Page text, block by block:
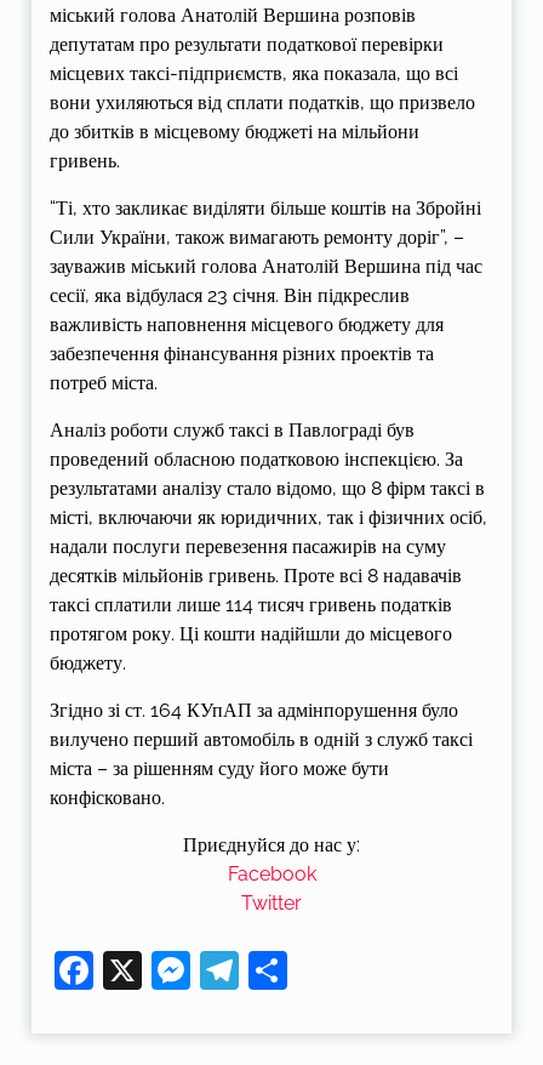
міський голова Анатолій Вершина розповів
депутатам про результати податкової перевірки
місцевих таксі-підприємств, яка показала, що всі
вони ухиляються від сплати податків, що призвело
до збитків в місцевому бюджеті на мільйони
гривень.
“Ті, хто закликає виділяти більше коштів на Збройні
Сили України, також вимагають ремонту доріг”, –
зауважив міський голова Анатолій Вершина під час
сесії, яка відбулася 23 січня. Він підкреслив
важливість наповнення місцевого бюджету для
забезпечення фінансування різних проектів та
потреб міста.
Аналіз роботи служб таксі в Павлограді був
проведений обласною податковою інспекцією. За
результатами аналізу стало відомо, що 8 фірм таксі в
місті, включаючи як юридичних, так і фізичних осіб,
надали послуги перевезення пасажирів на суму
десятків мільйонів гривень. Проте всі 8 надавачів
таксі сплатили лише 114 тисяч гривень податків
протягом року. Ці кошти надійшли до місцевого
бюджету.
Згідно зі ст. 164 КУпАП за адмінпорушення було
вилучено перший автомобіль в одній з служб таксі
міста – за рішенням суду його може бути
конфісковано.
Facebook
X Messenger
Telegram
Приєднуйся до нас у:
Facebook
Twitter